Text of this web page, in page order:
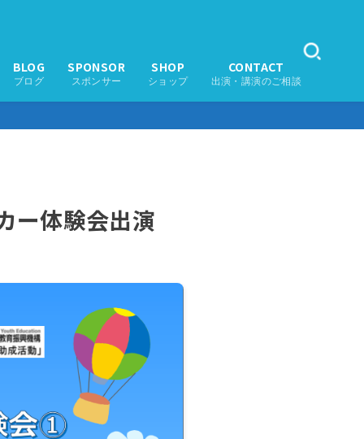
BLOG
ブログ
SPONSOR
スポンサー
SHOP
ショップ
CONTACT
出演・講演のご相談
ー体験会出演